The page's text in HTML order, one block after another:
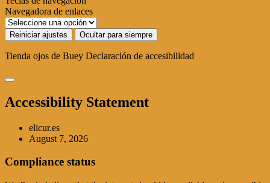
Navegadora de enlaces
Reiniciar ajustes Ocultar para siempre
Tienda ojos de Buey Declaración de accesibilidad
Accessibility Statement
elicur.es
August 7, 2026
Compliance status